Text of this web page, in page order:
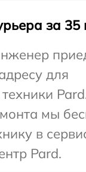
за 35
для
мы
в
Pard.